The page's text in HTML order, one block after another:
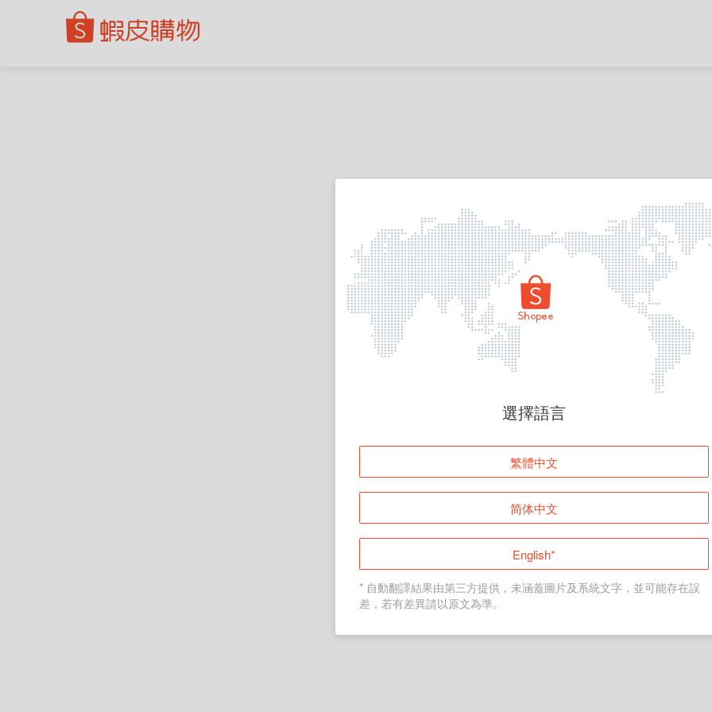
頁面無法顯示
登入
返回首頁
選擇語言
繁體中文
简体中文
English*
* 自動翻譯結果由第三方提供，未涵蓋圖片及系統文字，並可能存在誤
差，若有差異請以原文為準。